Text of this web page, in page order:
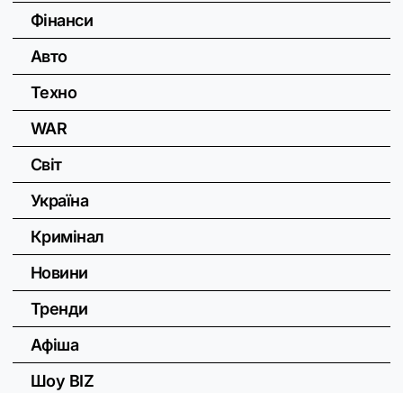
Фінанси
Авто
Техно
WAR
Світ
Україна
Кримінал
Новини
Тренди
Афіша
Шоу BIZ